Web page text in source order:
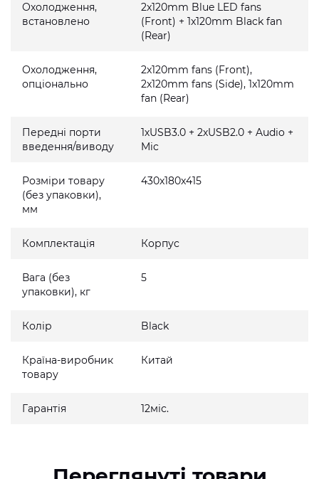
Охолодження,
встановлено
2x120mm Blue LED fans
(Front) + 1x120mm Black fan
(Rear)
Охолодження,
опціонально
2x120mm fans (Front),
2x120mm fans (Side), 1x120mm
fan (Rear)
Передні порти
введення/виводу
1хUSB3.0 + 2хUSB2.0 + Audio +
Mic
Розміри товару
(без упаковки),
мм
430x180x415
Комплектація Корпус
Вага (без
упаковки), кг
5
Колір Black
Країна-виробник
товару
Китай
Гарантія 12міс.